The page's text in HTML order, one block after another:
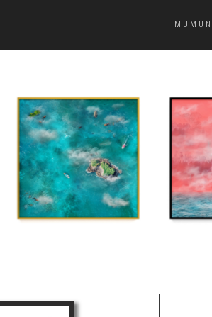
MUMUN